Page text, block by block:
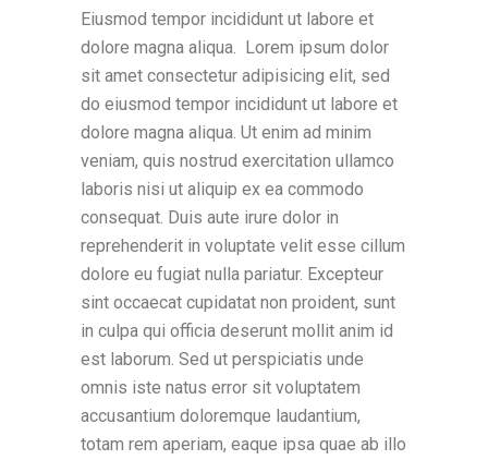
Eiusmod tempor incididunt ut labore et
dolore magna aliqua. Lorem ipsum dolor
sit amet consectetur adipisicing elit, sed
do eiusmod tempor incididunt ut labore et
dolore magna aliqua. Ut enim ad minim
veniam, quis nostrud exercitation ullamco
laboris nisi ut aliquip ex ea commodo
consequat. Duis aute irure dolor in
reprehenderit in voluptate velit esse cillum
dolore eu fugiat nulla pariatur. Excepteur
sint occaecat cupidatat non proident, sunt
in culpa qui officia deserunt mollit anim id
est laborum. Sed ut perspiciatis unde
omnis iste natus error sit voluptatem
accusantium doloremque laudantium,
totam rem aperiam, eaque ipsa quae ab illo